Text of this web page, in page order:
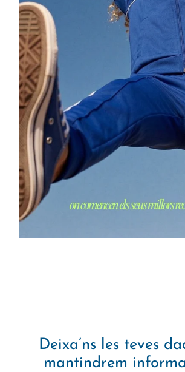
Deixa’ns les teves
mantindrem